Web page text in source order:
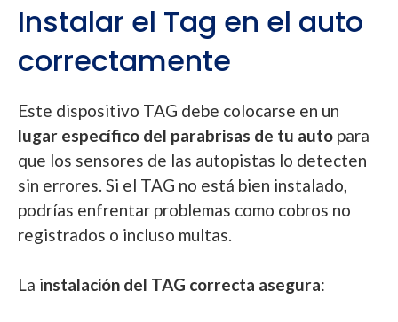
Instalar el Tag en el auto
correctamente
Este dispositivo TAG debe colocarse en un
lugar específico del parabrisas de tu auto para
que los sensores de las autopistas lo detecten
sin errores. Si el TAG no está bien instalado,
podrías enfrentar problemas como cobros no
registrados o incluso multas.
La instalación del TAG correcta asegura: